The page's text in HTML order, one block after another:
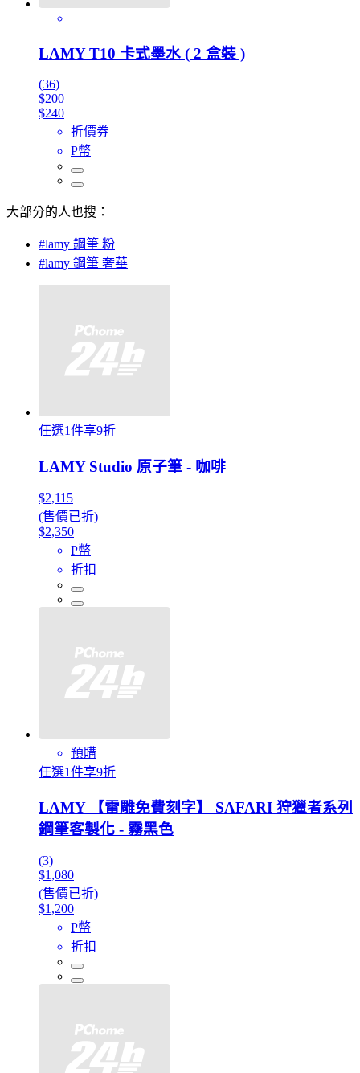
LAMY T10 卡式墨水 ( 2 盒裝 )
(36)
$200
$240
折價券
P幣
大部分的人也搜：
#lamy 鋼筆 粉
#lamy 鋼筆 奢華
任選1件享9折
LAMY Studio 原子筆 - 咖啡
$2,115
(售價已折)
$2,350
P幣
折扣
預購
任選1件享9折
LAMY 【雷雕免費刻字】 SAFARI 狩獵者系列
鋼筆客製化 - 霧黑色
(3)
$1,080
(售價已折)
$1,200
P幣
折扣